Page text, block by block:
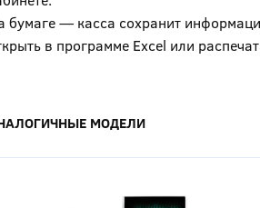
бумаге — касса сохранит
в программе Excel или
МОДЕЛИ